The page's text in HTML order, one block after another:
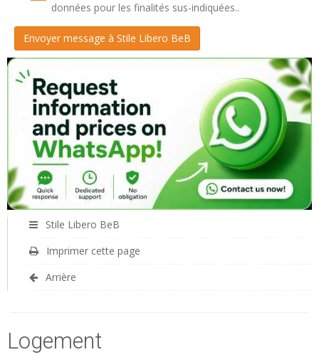
données pour les finalités sus-indiquées..
Stile Libero BeB
Imprimer cette page
Arrière
Logement